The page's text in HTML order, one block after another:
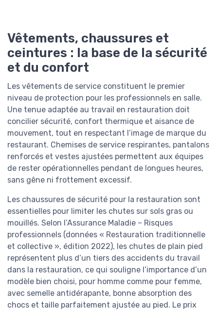
Vêtements, chaussures et
ceintures : la base de la sécurité
et du confort
Les vêtements de service constituent le premier
niveau de protection pour les professionnels en salle.
Une tenue adaptée au travail en restauration doit
concilier sécurité, confort thermique et aisance de
mouvement, tout en respectant l’image de marque du
restaurant. Chemises de service respirantes, pantalons
renforcés et vestes ajustées permettent aux équipes
de rester opérationnelles pendant de longues heures,
sans gêne ni frottement excessif.
Les chaussures de sécurité pour la restauration sont
essentielles pour limiter les chutes sur sols gras ou
mouillés. Selon l’Assurance Maladie – Risques
professionnels (données « Restauration traditionnelle
et collective », édition 2022), les chutes de plain pied
représentent plus d’un tiers des accidents du travail
dans la restauration, ce qui souligne l’importance d’un
modèle bien choisi, pour homme comme pour femme,
avec semelle antidérapante, bonne absorption des
chocs et taille parfaitement ajustée au pied. Le prix